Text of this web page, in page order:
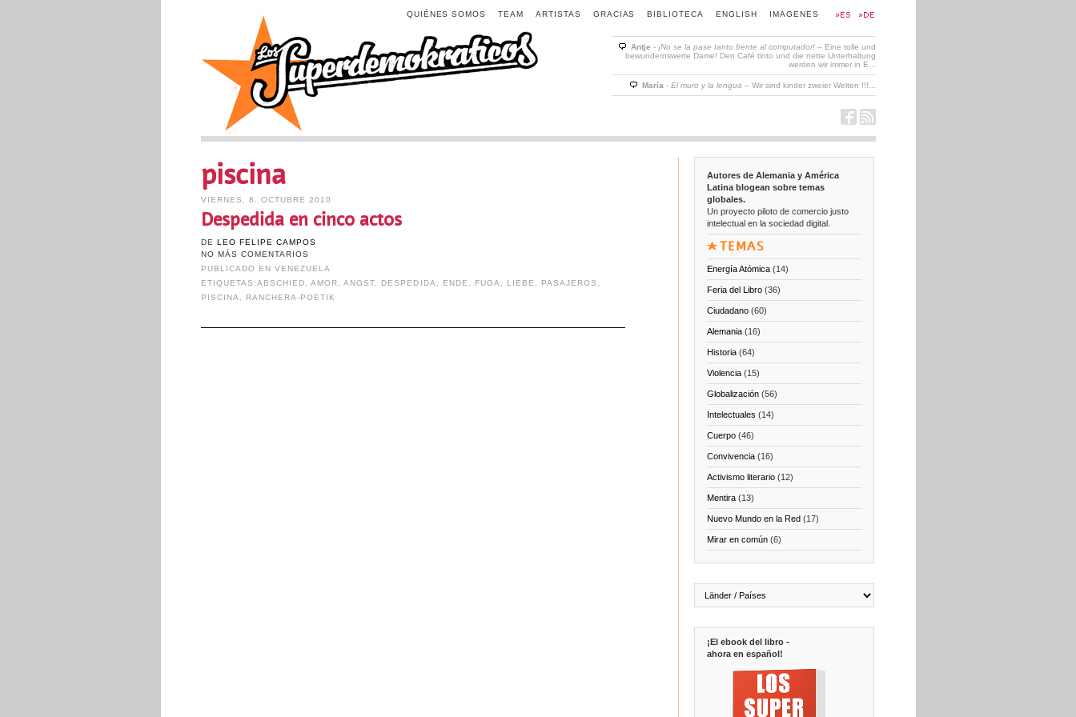
IMAGENES
ENGLISH
BIBLIOTECA
GRACIAS
ARTISTAS
TEAM
QUIÉNES SOMOS
Antje - ¡No se la pase tanto frente al computador!– Eine tolle und
bewundernswerte Dame! Den Café tinto und die nette Unterhaltung
werden wir immer in E...
María - El muro y la lengua – Wir sind kinder zweier Welten !!!...
piscina
VIERNES, 8. OCTUBRE 2010
Despedida en cinco actos
DE LEO FELIPE CAMPOS
NO MÁS COMENTARIOS
PUBLICADO EN VENEZUELA
ETIQUETAS:ABSCHIED ,AMOR ,ANGST DESPEDIDA ENDE FUGA LIEBE PASAJEROS
PISCINA
RANCHERA-POETIK
Autores de Alemania y América
Latina blogean sobre temas
globales.
Un proyecto piloto de comercio justo
intelectual en la sociedad digital.
TEMAS
Energía Atómica(14)
Feria del Libro(36)
Ciudadano(60)
Alemania(16)
Historia(64)
Violencia(15)
Globalización(56)
Intelectuales (14)
Cuerpo(46)
Convivencia(16)
Activismo literario(12)
Mentira(13)
Nuevo Mundo en la Red(17)
Mirar en común(6)
¡El ebook del libro -
ahora en español!